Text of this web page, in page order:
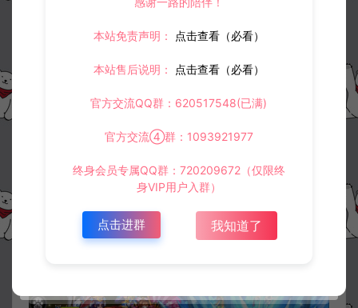
本站免责声明： 点击查看（必看）
本站售后说明： 点击查看（必看）
官方交流QQ群：620517548(已满)
官方交流④群：1093921977
终身会员专属QQ群：720209672（仅限终
身VIP用户入群）
点击进群 我知道了